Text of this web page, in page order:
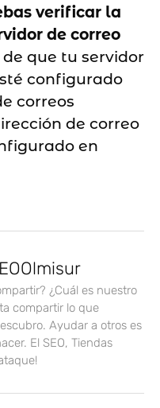
verificar la
de correo
que tu servidor
configurado
correos
de correo
en
¿Cuál es nuestro
compartir lo que
Ayudar a otros es
El SEO, Tiendas